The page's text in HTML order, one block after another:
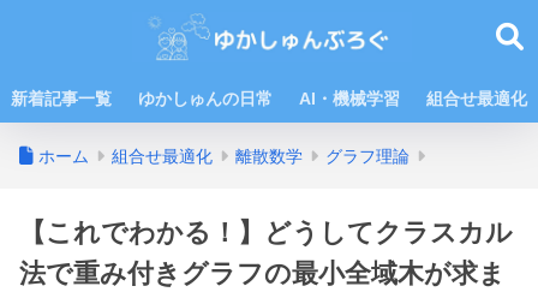
新着記事一覧 ゆかしゅんの日常 AI・機械学習 組合せ最適化
ホーム 組合せ最適化 離散数学 グラフ理論
【これでわかる！】どうしてクラスカル
法で重み付きグラフの最小全域木が求ま